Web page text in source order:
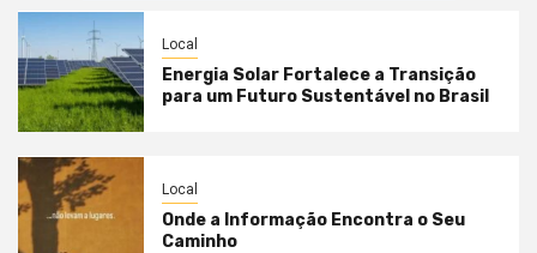
Local
Energia Solar Fortalece a Transição
para um Futuro Sustentável no Brasil
Local
Onde a Informação Encontra o Seu
Caminho